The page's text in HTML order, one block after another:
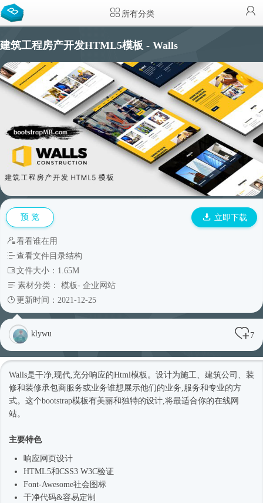
所有分类
建筑工程房产开发HTML5模板 - Walls
预 览 立即下载
看看谁在用
查看文件目录结构
文件大小：1.65M
素材分类： 模板- 企业网站
更新时间：2021-12-25
klywu 7
Walls是干净,现代,充分响应的Html模板 。设计为施工、建筑公司、装
修和装修承包商服务或业务谁想展示他们的业务,服务和专业的方
式。这个bootstrap模板有美丽和独特的设计,将最适合你的在线网
站。
主要特色
响应网页设计
HTML5和CSS3 W3C验证
Font-Awesome社会图标
干净代码&容易定制